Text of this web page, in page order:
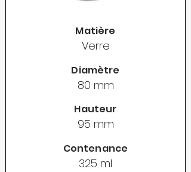
Matière
Verre
Diamètre
80 mm
Hauteur
95 mm
Contenance
325 ml